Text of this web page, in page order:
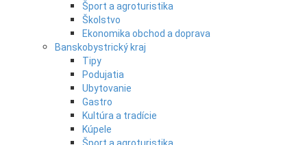
Šport a agroturistika
Školstvo
Ekonomika obchod a doprava
Banskobystrický kraj
Tipy
Podujatia
Ubytovanie
Gastro
Kultúra a tradície
Kúpele